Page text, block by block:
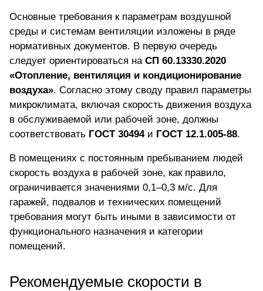
Основные требования к параметрам воздушной
среды и системам вентиляции изложены в ряде
нормативных документов. В первую очередь
следует ориентироваться на СП 60.13330.2020
«Отопление, вентиляция и кондиционирование
воздуха». Согласно этому своду правил параметры
микроклимата, включая скорость движения воздуха
в обслуживаемой или рабочей зоне, должны
соответствовать ГОСТ 30494и ГОСТ 12.1.005-88.
В помещениях с постоянным пребыванием людей
скорость воздуха в рабочей зоне, как правило,
ограничивается значениями 0,1–0,3 м/с. Для
гаражей, подвалов и технических помещений
требования могут быть иными в зависимости от
функционального назначения и категории
помещений.
Рекомендуемые скорости в